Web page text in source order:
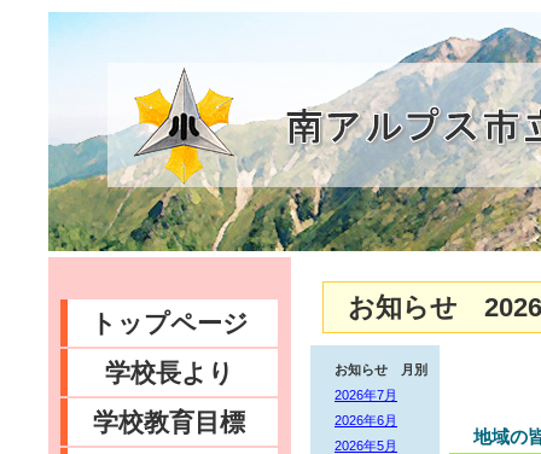
トップページ
学校長より
学校教育目標
お知らせ
お知らせ 月別
2026年7月
2026年6月
2026年5月
地域の